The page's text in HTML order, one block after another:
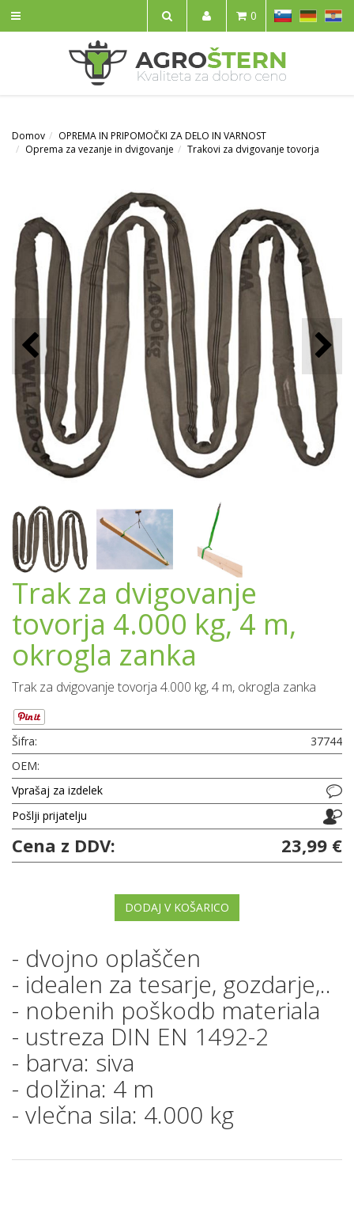
IŠČI
SL HR
0
Domov
OPREMA IN PRIPOMOČKI ZA DELO IN VARNOST
Oprema za vezanje in dvigovanje
Trakovi za dvigovanje tovorja
Trak za dvigovanje
tovorja 4.000 kg, 4 m,
okrogla zanka
Trak za dvigovanje tovorja 4.000 kg, 4 m, okrogla zanka
Šifra:
37744
OEM:
Vprašaj za izdelek
Pošlji prijatelju
Cena z DDV: 23,99 €
DODAJ V KOŠARICO
- dvojno oplaščen
- idealen za tesarje, gozdarje,..
- nobenih poškodb materiala
- ustreza DIN EN 1492-2
- barva: siva
- dolžina: 4 m
- vlečna sila: 4.000 kg